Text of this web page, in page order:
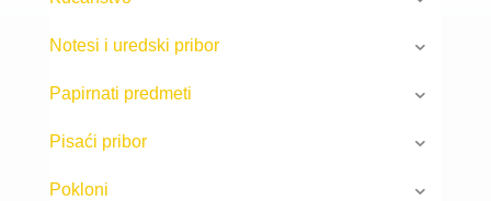
Notesi i uredski pribor
Papirnati predmeti
Pisaći pribor
Pokloni